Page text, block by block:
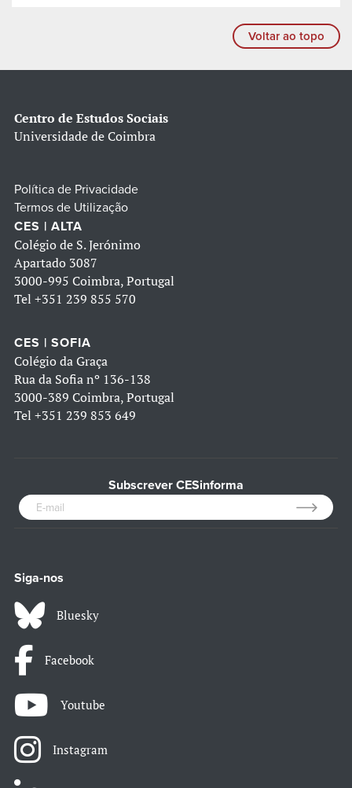
Voltar ao topo
Centro de Estudos Sociais
Universidade de Coimbra
Política de Privacidade
Termos de Utilização
CES | ALTA
Colégio de S. Jerónimo
Apartado 3087
3000-995 Coimbra, Portugal
Tel +351 239 855 570
CES | SOFIA
Colégio da Graça
Rua da Sofia nº 136-138
3000-389 Coimbra, Portugal
Tel +351 239 853 649
Subscrever CESinforma
Siga-nos
Bluesky
Facebook
Youtube
Instagram